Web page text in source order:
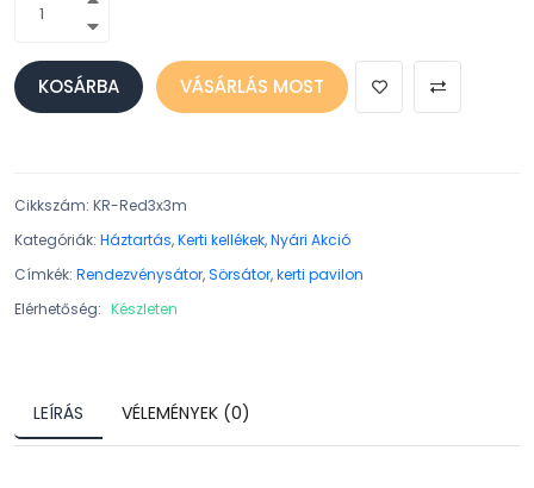
KOSÁRBA VÁSÁRLÁS MOST
Cikkszám: KR-Red3x3m
Kategóriák: Háztartás,Kerti kellékek,Nyári Akció
Címkék: Rendezvénysátor,Sörsátor,kerti pavilon
Elérhetőség: Készleten
LEÍRÁS VÉLEMÉNYEK (0)